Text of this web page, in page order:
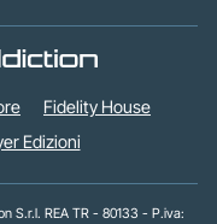
Fidelity House
Edizioni
S.r.l. REA TR - 80133 - P.iva: